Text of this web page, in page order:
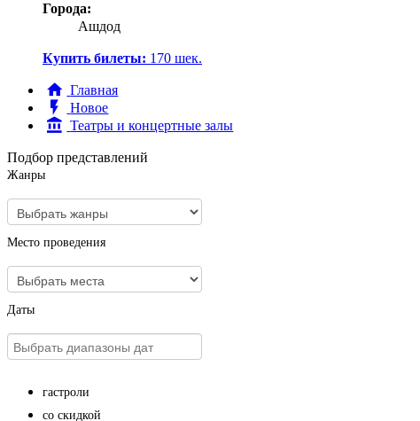
Города:
Ашдод
Купить билеты: 170 шек.
Главная
Новое
Театры и концертные залы
Подбор представлений
Жанры
Место проведения
Даты
гастроли
со скидкой